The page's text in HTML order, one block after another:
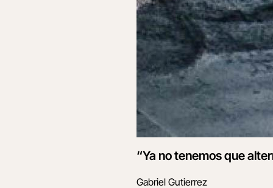
“Ya no tenemos que
Gabriel Gutierrez